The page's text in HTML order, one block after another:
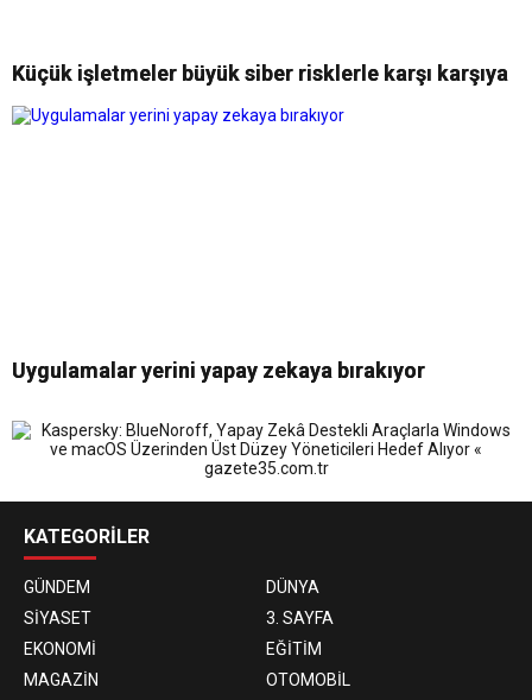
Küçük işletmeler büyük siber risklerle karşı karşıya
Uygulamalar yerini yapay zekaya bırakıyor
KATEGORİLER
GÜNDEM
DÜNYA
SİYASET
3. SAYFA
EKONOMİ
EĞİTİM
MAGAZİN
OTOMOBİL